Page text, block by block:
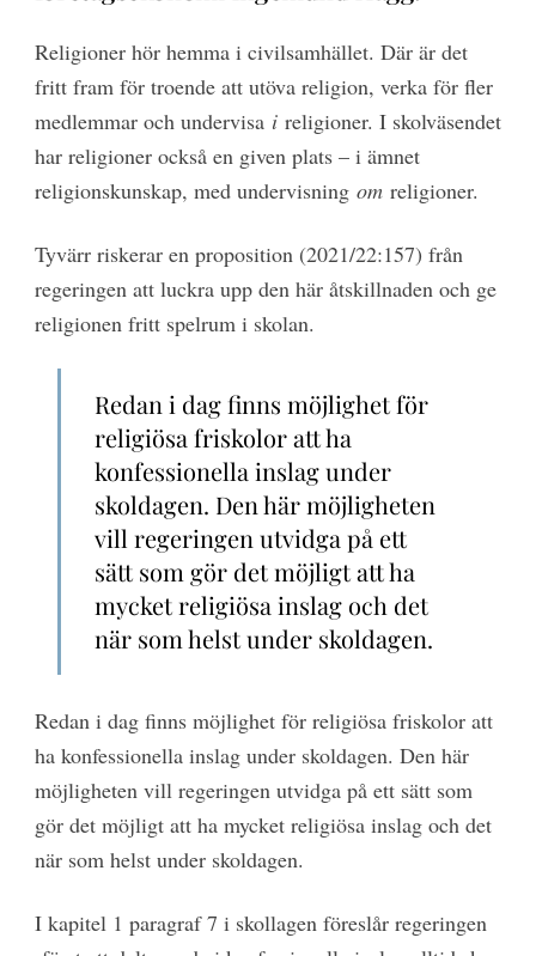
Religioner hör hemma i civilsamhället. Där är det
fritt fram för troende att utöva religion, verka för fler
medlemmar och undervisa ireligioner. I skolväsendet
har religioner också en given plats – i ämnet
religionskunskap, med undervisning omreligioner.
Tyvärr riskerar en proposition (2021/22:157) från
regeringen att luckra upp den här åtskillnaden och ge
religionen fritt spelrum i skolan.
Redan i dag finns möjlighet för
religiösa friskolor att ha
konfessionella inslag under
skoldagen. Den här möjligheten
vill regeringen utvidga på ett
sätt som gör det möjligt att ha
mycket religiösa inslag och det
när som helst under skoldagen.
Redan i dag finns möjlighet för religiösa friskolor att
ha konfessionella inslag under skoldagen. Den här
möjligheten vill regeringen utvidga på ett sätt som
gör det möjligt att ha mycket religiösa inslag och det
när som helst under skoldagen.
I kapitel 1 paragraf 7 i skollagen föreslår regeringen